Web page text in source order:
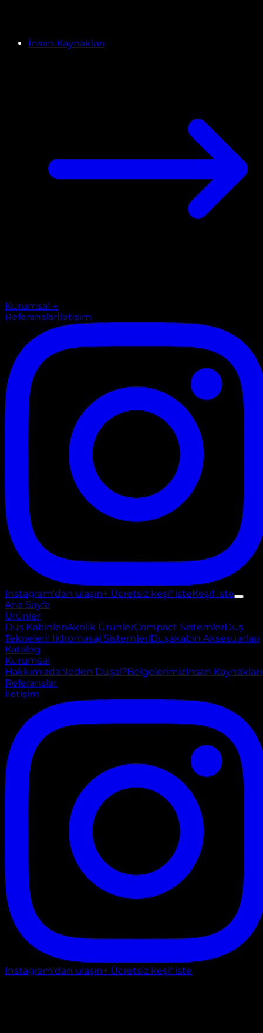
İnsan Kaynakları
Kurumsal →
Referanslarİletişim
Instagram'dan ulaşın+ Ücretsiz keşif isteKeşif İste
Ana Sayfa
Ürünler
Duş KabinleriAkrilik ÜrünlerCompact SistemlerDuş
TekneleriHidromasaj SistemleriDuşakabin Aksesuarları
Katalog
Kurumsal
HakkımızdaNeden Duşal?Belgelerimizİnsan Kaynakları
Referanslar
İletişim
Instagram'dan ulaşın+ Ücretsiz keşif iste